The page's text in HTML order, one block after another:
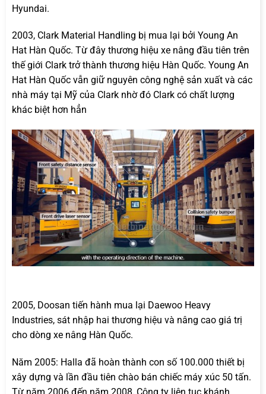
Hyundai.
2003, Clark Material Handling bị mua lại bởi Young An
Hat Hàn Quốc. Từ đây thương hiệu xe nâng đầu tiên trên
thế giới Clark trở thành thương hiệu Hàn Quốc. Young An
Hat Hàn Quốc vẫn giữ nguyên công nghệ sản xuất và các
nhà máy tại Mỹ của Clark nhờ đó Clark có chất lượng
khác biệt hơn hẳn
2005, Doosan tiến hành mua lại Daewoo Heavy
Industries, sát nhập hai thương hiệu và nâng cao giá trị
cho dòng xe nâng Hàn Quốc.
Năm 2005: Halla đã hoàn thành con số 100.000 thiết bị
xây dựng và lần đầu tiên chào bán chiếc máy xúc 50 tấn.
Từ năm 2006 đến năm 2008, Công ty liên tục khánh